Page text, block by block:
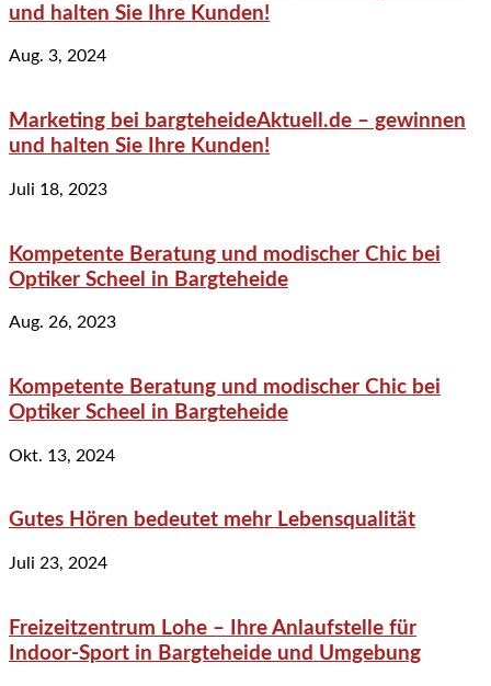
und halten Sie Ihre Kunden!
Aug. 3, 2024
Marketing bei bargteheideAktuell.de – gewinnen
und halten Sie Ihre Kunden!
Juli 18, 2023
Kompetente Beratung und modischer Chic bei
Optiker Scheel in Bargteheide
Aug. 26, 2023
Kompetente Beratung und modischer Chic bei
Optiker Scheel in Bargteheide
Okt. 13, 2024
Gutes Hören bedeutet mehr Lebensqualität
Juli 23, 2024
Freizeitzentrum Lohe – Ihre Anlaufstelle für
Indoor-Sport in Bargteheide und Umgebung